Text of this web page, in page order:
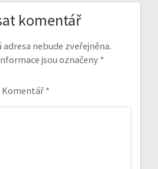
komentář
adresa nebude zveřejněna.
jsou označeny *
Komentář *